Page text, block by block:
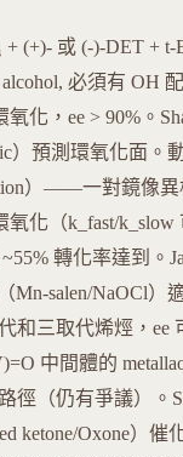
+ (+)- 或 (-)-DET +
必須有 OH
化，ee > 90%。
）預測環氧化面。
）——一對鏡像
化（k_fast/k_slow
轉化率達到。
Mn-salen/NaOCl）
和三取代烯烴，ee
中間體的
路徑（仍有爭議）。
ketone/Oxone）催